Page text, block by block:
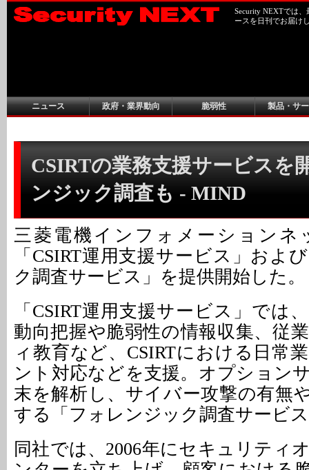
Security NEXTでは
ースを日刊でお届け
ニュース 政府・業界動向 脆弱性 製品・サ
CSIRTの業務支援サービスを
ンジック調査も - MIND
三菱電機インフォメーションネ
「CSIRT運用支援サービス」およ
ク調査サービス」を提供開始した。
「CSIRT運用支援サービス」では
動向把握や脆弱性の情報収集、従
ィ教育など、CSIRTにおける日常
ント対応などを支援。オプション
末を解析し、サイバー攻撃の有無
する「フォレンジック調査サービ
同社では、2006年にセキュリティ